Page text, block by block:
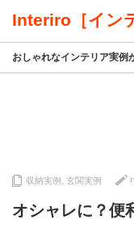
Interiro［イン
おしゃれなインテリア実例
収納実例 玄関実例
オシャレに？便